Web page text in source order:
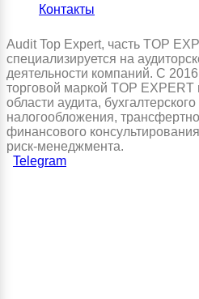
Контакты
Audit Top Expert, часть TOP
специализируется на
деятельности компаний. С
торговой маркой TOP EXPERT
области аудита,
налогообложения,
финансового
риск-менеджмента.
Telegram